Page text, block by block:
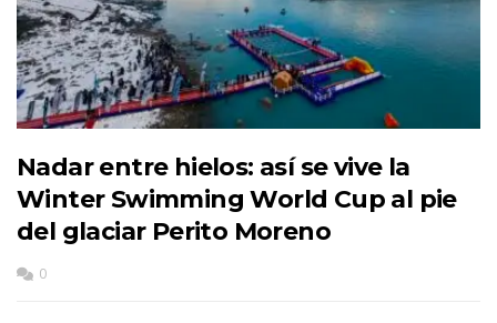
Nadar entre hielos: así se vive la
Winter Swimming World Cup al pie
del glaciar Perito Moreno
0